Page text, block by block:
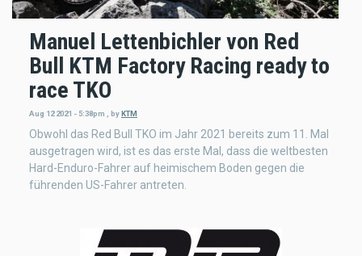
Manuel Lettenbichler von Red
Bull KTM Factory Racing ready to
race TKO
Aug 12 2021 - 5:38pm byKTM
Obwohl das Red Bull TKO im Jahr 2021 bereits zum 11. Mal
ausgetragen wird, ist es das erste Mal, dass die weltbesten
Hard-Enduro-Fahrer auf heimischem Boden gegen die
führenden US-Fahrer antreten.